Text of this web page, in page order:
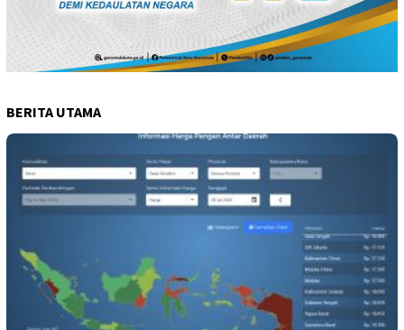
BERITA UTAMA